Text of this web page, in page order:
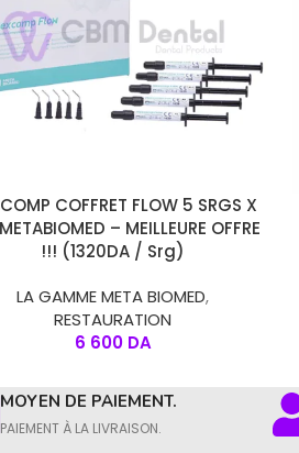
AU PANIER
COFFRET FLOW 5 SRGS X
– MEILLEURE OFFRE
!!! (1320DA / Srg)
LA GAMME META BIOMED,
RESTAURATION
6 600 DA
MOYEN DE PAIEMENT.
PAIEMENT À LA LIVRAISON.​